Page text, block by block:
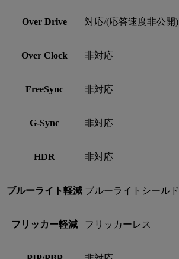
Over Drive 対応/(応答速度非公開)
Over Clock 非対応
FreeSync 非対応
G-Sync 非対応
HDR 非対応
ブルーライト軽減 ブルーライトシールド
フリッカー軽減 フリッカーレス